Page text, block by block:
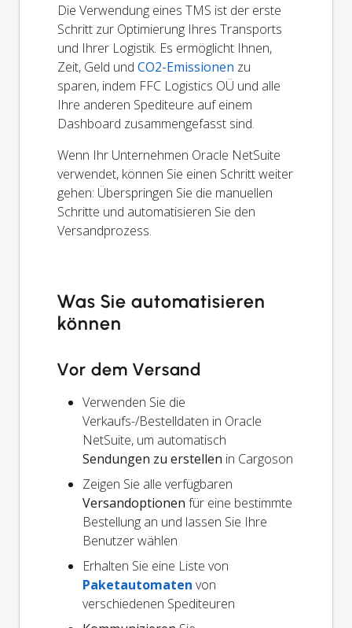
Die Verwendung eines TMS ist der erste
Schritt zur Optimierung Ihres Transports
und Ihrer Logistik. Es ermöglicht Ihnen,
Zeit, Geld und CO2-Emissionen zu
sparen, indem FFC Logistics OÜ und alle
Ihre anderen Spediteure auf einem
Dashboard zusammengefasst sind.
Wenn Ihr Unternehmen Oracle NetSuite
verwendet, können Sie einen Schritt weiter
gehen: Überspringen Sie die manuellen
Schritte und automatisieren Sie den
Versandprozess.
Was Sie automatisieren
können
Vor dem Versand
Verwenden Sie die
Verkaufs-/Bestelldaten in Oracle
NetSuite, um automatisch
Sendungen zu erstellen in Cargoson
Zeigen Sie alle verfügbaren
Versandoptionen für eine bestimmte
Bestellung an und lassen Sie Ihre
Benutzer wählen
Erhalten Sie eine Liste von
Paketautomaten von
verschiedenen Spediteuren